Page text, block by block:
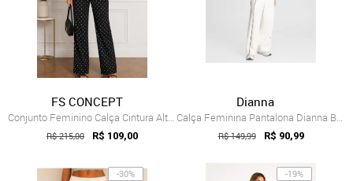
FS CONCEPT
Conjunto Feminino Calça Cintura Alta Pan...
R$ 215,00 R$ 109,00
Dianna
Calça Feminina Pantalona Dianna Bege
R$ 149,99 R$ 90,99
-30% -19%